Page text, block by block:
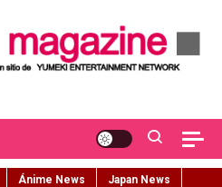
Ánime News
Japan News